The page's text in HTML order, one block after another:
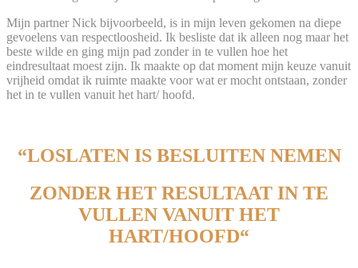
Mijn partner Nick bijvoorbeeld, is in mijn leven gekomen na diepe
gevoelens van respectloosheid. Ik besliste dat ik alleen nog maar het
beste wilde en ging mijn pad zonder in te vullen hoe het
eindresultaat moest zijn. Ik maakte op dat moment mijn keuze vanuit
vrijheid omdat ik ruimte maakte voor wat er mocht ontstaan, zonder
het in te vullen vanuit het hart/ hoofd.
“LOSLATEN IS BESLUITEN NEMEN
ZONDER HET RESULTAAT IN TE
VULLEN VANUIT HET
HART/HOOFD“